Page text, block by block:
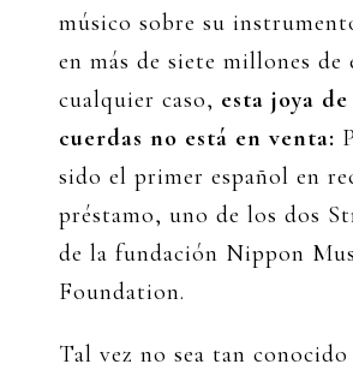
músico sobre su
en más de siete millones de
cualquier caso, esta joya
cuerdas no está en venta:
sido el primer español en
préstamo, uno de los dos
de la fundación Nippon
Foundation.
Tal vez no sea tan